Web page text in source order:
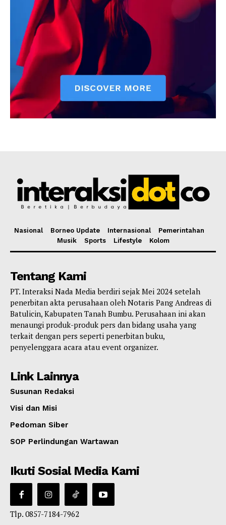
Nasional Borneo Update Internasional
Pemerintahan
Musik
Sports Lifestyle Kolom
Tentang Kami
PT. Interaksi Nada Media berdiri sejak Mei 2024 setelah
penerbitan akta perusahaan oleh Notaris Pang Andreas di
Batulicin, Kabupaten Tanah Bumbu. Perusahaan ini akan
menaungi produk-produk pers dan bidang usaha yang
terkait dengan pers seperti penerbitan buku,
penyelenggara acara atau event organizer.
Link Lainnya
Susunan Redaksi
Visi dan Misi
Pedoman Siber
SOP Perlindungan Wartawan
Ikuti Sosial Media Kami
Tlp. 0857-7184-7962